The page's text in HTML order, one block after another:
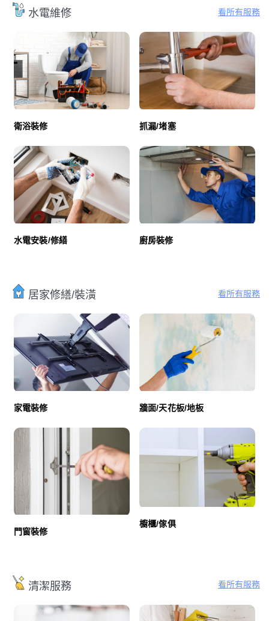
水電維修 看所有服務
衛浴裝修 抓漏/堵塞
水電安裝/修繕 廚房裝修
居家修繕/裝潢 看所有服務
家電裝修 牆面/天花板/地板
門窗裝修
櫥櫃/傢俱
清潔服務 看所有服務